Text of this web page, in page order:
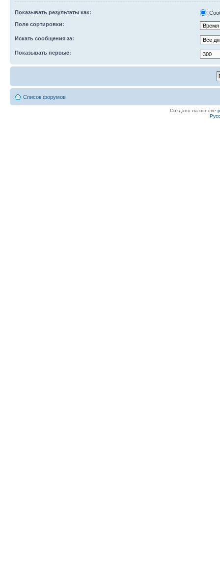
Показывать результаты как:
Поле сортировки:
Искать сообщения за:
Показывать первые:
Список форумов
Создано на основе